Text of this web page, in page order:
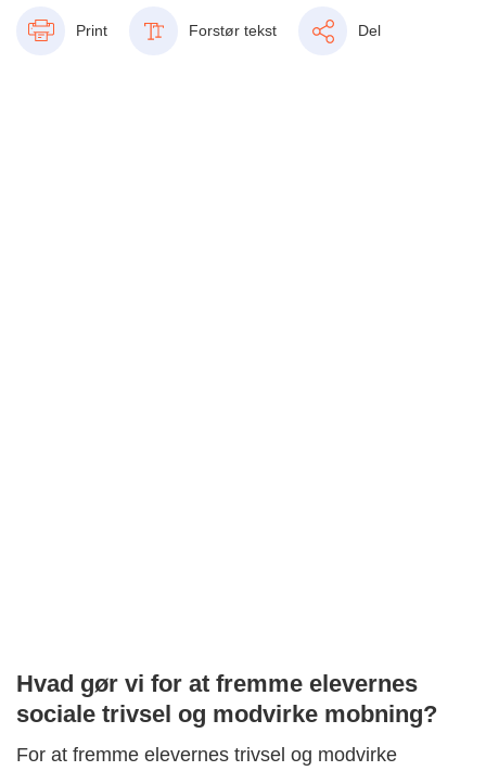
Print Forstør tekst Del
Hvad gør vi for at fremme elevernes
sociale trivsel og modvirke mobning?
For at fremme elevernes trivsel og modvirke